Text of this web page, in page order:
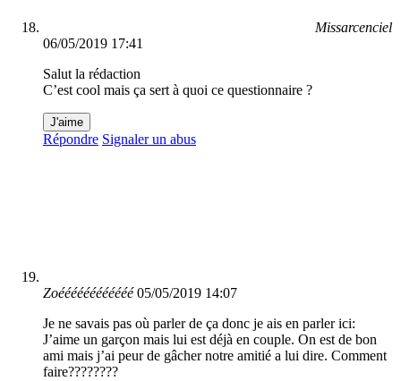
Missarcenciel
06/05/2019 17:41
Salut la rédaction
C’est cool mais ça sert à quoi ce questionnaire ?
J'aime
Répondre Signaler un abus
Zoéééééééééééé 05/05/2019 14:07
Je ne savais pas où parler de ça donc je ais en parler ici:
J’aime un garçon mais lui est déjà en couple. On est de bon
ami mais j’ai peur de gâcher notre amitié a lui dire. Comment
faire????????